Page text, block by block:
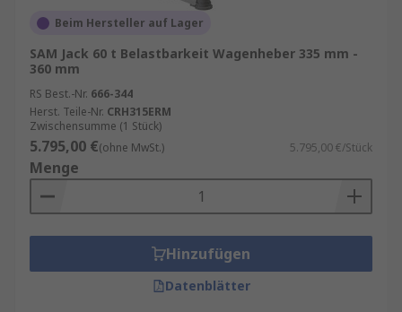
Beim Hersteller auf Lager
SAM Jack 60 t Belastbarkeit Wagenheber 335 mm -
360 mm
RS Best.-Nr. 666-344
Herst. Teile-Nr. CRH315ERM
Zwischensumme (1 Stück)
5.795,00 €(ohne MwSt.) 5.795,00 €/Stück
Menge
Hinzufügen
Datenblätter